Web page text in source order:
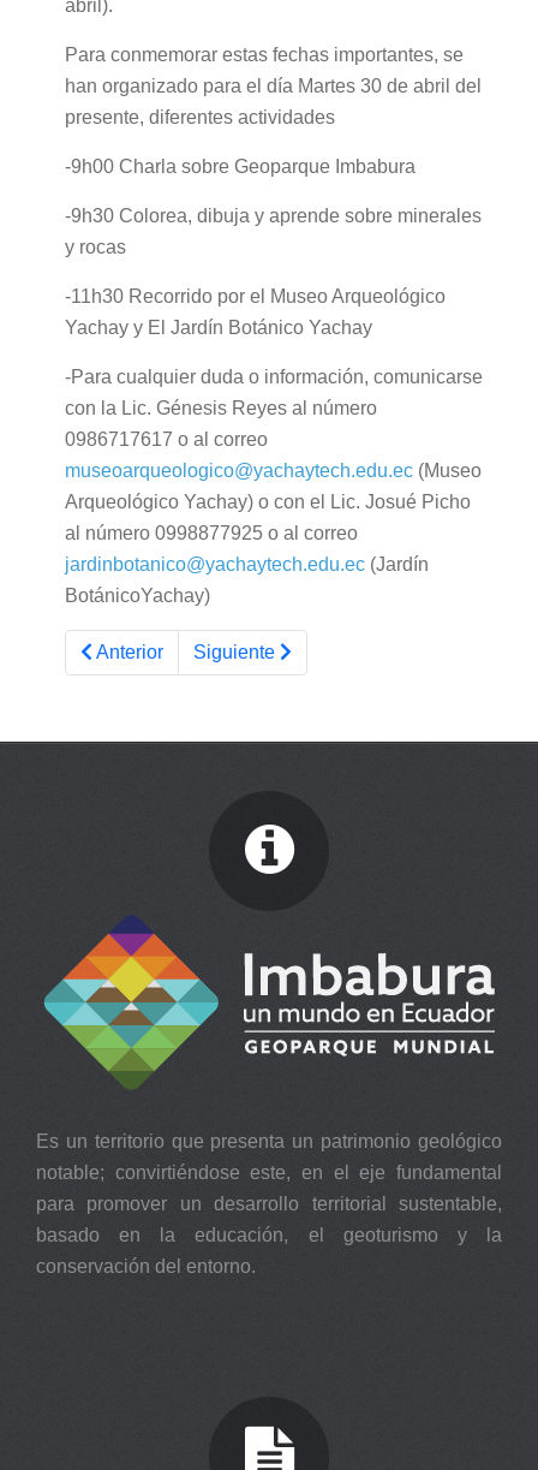
abril).
Para conmemorar estas fechas importantes, se
han organizado para el día Martes 30 de abril del
presente, diferentes actividades
-9h00 Charla sobre Geoparque Imbabura
-9h30 Colorea, dibuja y aprende sobre minerales
y rocas
-11h30 Recorrido por el Museo Arqueológico
Yachay y El Jardín Botánico Yachay
-Para cualquier duda o información, comunicarse
con la Lic. Génesis Reyes al número
0986717617 o al correo
museoarqueologico@yachaytech.edu.ec (Museo
Arqueológico Yachay) o con el Lic. Josué Picho
al número 0998877925 o al correo
jardinbotanico@yachaytech.edu.ec (Jardín
BotánicoYachay)
Artículo anterior: Georuta 11 Travesía de Imbabura
Anterior Artículo siguiente: Socialización de
Siguiente
Es un territorio que presenta un patrimonio geológico
notable; convirtiéndose este, en el eje fundamental
para promover un desarrollo territorial sustentable,
basado en la educación, el geoturismo y la
conservación del entorno.